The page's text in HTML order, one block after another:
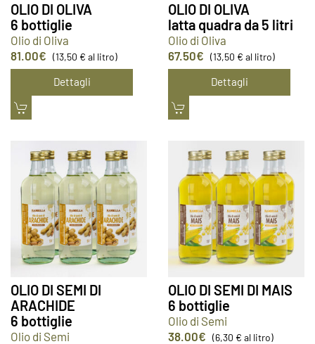
OLIO DI OLIVA
6 bottiglie
Olio di Oliva
81.00€ (13,50 € al litro)
Dettagli
OLIO DI OLIVA
latta quadra da 5 litri
Olio di Oliva
67.50€ (13,50 € al litro)
Dettagli
OLIO DI SEMI DI
ARACHIDE
6 bottiglie
Olio di Semi
OLIO DI SEMI DI MAIS
6 bottiglie
Olio di Semi
38.00€ (6,30 € al litro)